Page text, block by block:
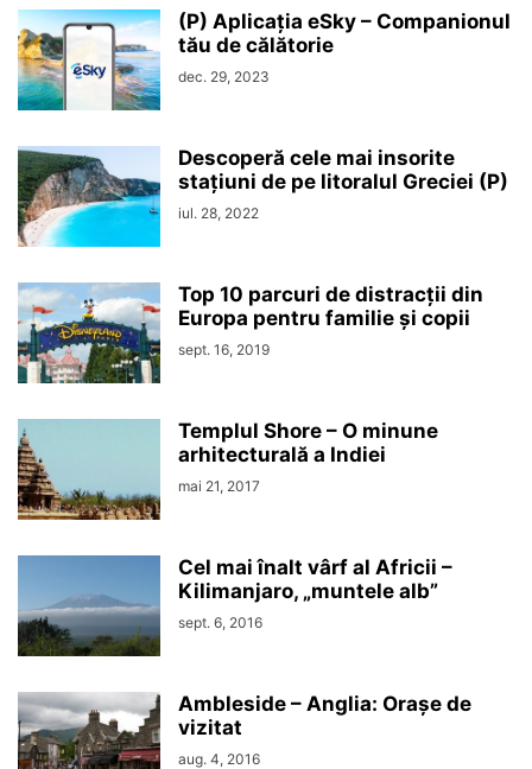
(P) Aplicația eSky – Companionul
tău de călătorie
dec. 29, 2023
Descoperă cele mai insorite
stațiuni de pe litoralul Greciei (P)
iul. 28, 2022
Top 10 parcuri de distracții din
Europa pentru familie și copii
sept. 16, 2019
Templul Shore – O minune
arhitecturală a Indiei
mai 21, 2017
Cel mai înalt vârf al Africii –
Kilimanjaro, „muntele alb”
sept. 6, 2016
Ambleside – Anglia: Orașe de
vizitat
aug. 4, 2016